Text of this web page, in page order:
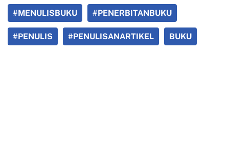
Mereka
#MENULISBUKU #PENERBITANBUKU
#PENULIS #PENULISANARTIKEL BUKU